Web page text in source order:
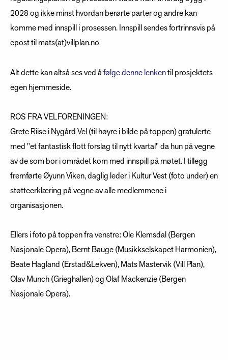
2028 og ikke minst hvordan berørte parter og andre kan
komme med innspill i prosessen. Innspill sendes fortrinnsvis på
epost til mats(at)villplan.no
Alt dette kan altså ses ved åfølge denne lenkentil prosjektets
egen hjemmeside.
ROS FRA VELFORENINGEN:
Grete Riise i Nygård Vel (til høyre i bilde på toppen) gratulerte
med "et fantastisk flott forslag til nytt kvartal" da hun på vegne
av de som bor i området kom med innspill på møtet. I tillegg
fremførte Øyunn Viken, daglig leder i Kultur Vest (foto under) en
støtteerklæring på vegne av alle medlemmene i
organisasjonen.
Ellers i foto på toppen fra venstre: Ole Klemsdal (Bergen
Nasjonale Opera), Bernt Bauge (Musikkselskapet Harmonien),
Beate Hagland (Erstad&Lekven), Mats Mastervik (Vill Plan),
Olav Munch (Grieghallen) og Olaf Mackenzie (Bergen
Nasjonale Opera).